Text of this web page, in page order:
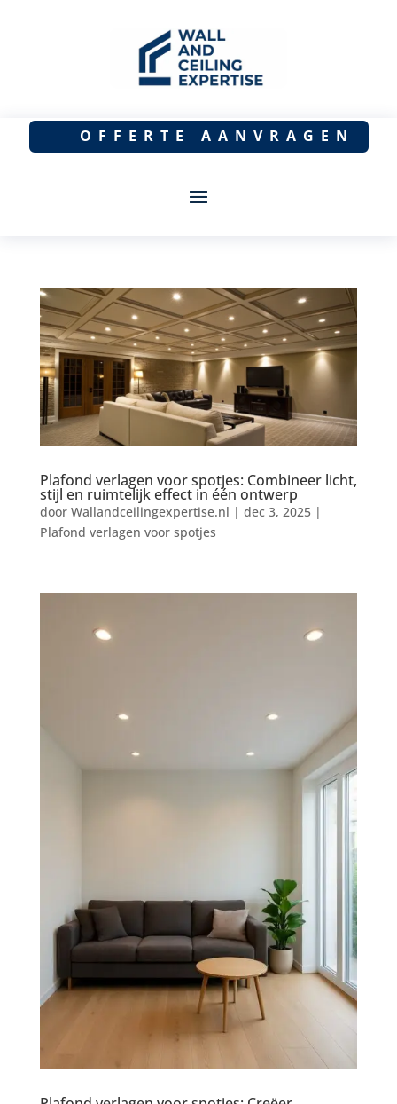
OFFERTE AANVRAGEN
Plafond verlagen voor spotjes: Combineer licht,
stijl en ruimtelijk effect in één ontwerp
door Wallandceilingexpertise.nl | dec 3, 2025|
Plafond verlagen voor spotjes